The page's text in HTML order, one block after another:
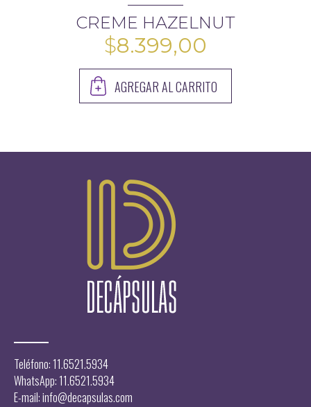
CREME HAZELNUT
$8.399,00
AGREGAR AL CARRITO
Teléfono: 11.6521.5934
WhatsApp: 11.6521.5934
E-mail:info@decapsulas.com